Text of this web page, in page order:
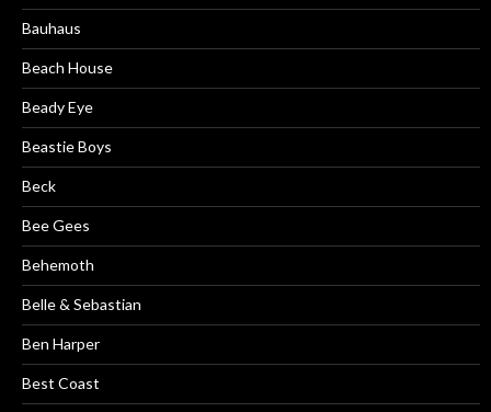
Bauhaus
Beach House
Beady Eye
Beastie Boys
Beck
Bee Gees
Behemoth
Belle & Sebastian
Ben Harper
Best Coast